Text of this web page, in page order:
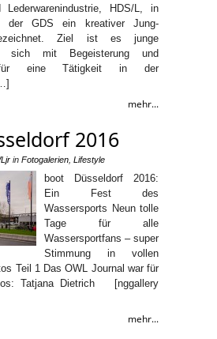
HDS/L, in
der GDS ein kreativer Jung-
Ziel ist es junge
sich mit Begeisterung und
für eine Tätigkeit in der
mehr...
2016
in Fotogalerien Lifestyle
boot Düsseldorf 2016:
Ein Fest des
Wassersports Neun tolle
Tage für alle
Wassersportfans – super
Stimmung in vollen
Teil 1 Das OWL Journal war für
Tatjana Dietrich [nggallery
mehr...